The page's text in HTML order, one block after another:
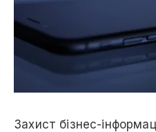
Захист бізнес-